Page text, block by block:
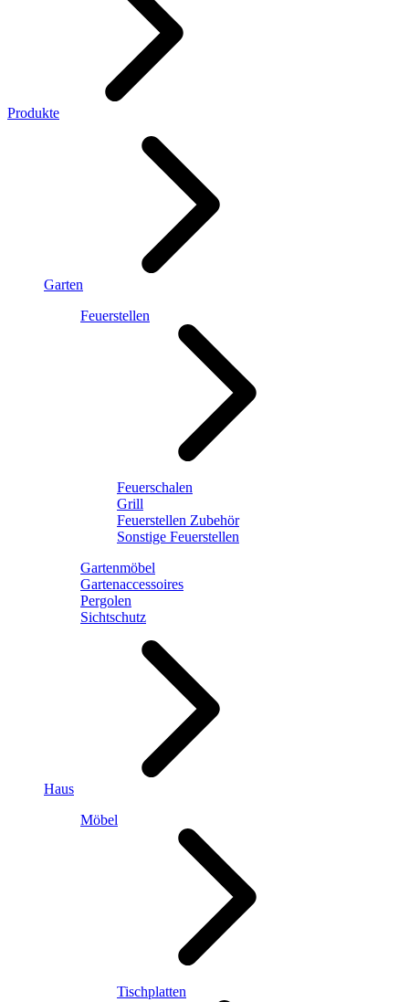
Produkte
Garten
Feuerstellen
Feuerschalen
Grill
Feuerstellen Zubehör
Sonstige Feuerstellen
Gartenmöbel
Gartenaccessoires
Pergolen
Sichtschutz
Haus
Möbel
Tischplatten